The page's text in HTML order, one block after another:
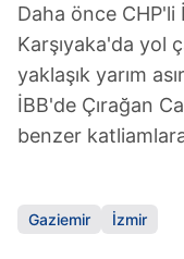
Daha önce
Karşıyaka'da yol
yaklaşık yarım
İBB'de Çırağan
benzer
Gaziemir İzmir